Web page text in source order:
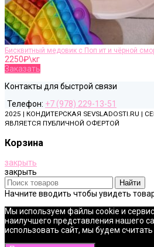
Бисквитный медовик с Поп ит и чёрной
2250₽\кг
Заказать
Контакты для быстрой связи
Телефон: +7 (978) 229-13-51
2025 | КОНДИТЕРСКАЯ SEVSLADOSTI.RU |
ЯВЛЯЕТСЯ ПУБЛИЧНОЙ ОФЕРТОЙ
Корзина
закрыть
закрыть
Найти
Начните вводить чтобы увидеть
Мы используем файлы cookie и
наилучшего представления нашего
использовать сайт, мы будем считать